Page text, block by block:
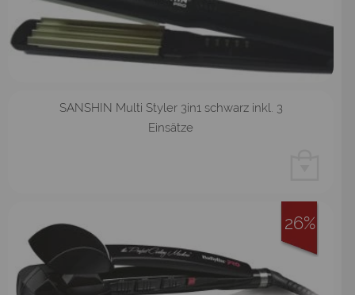
SANSHIN Multi Styler 3in1 schwarz inkl. 3
Einsätze
26%